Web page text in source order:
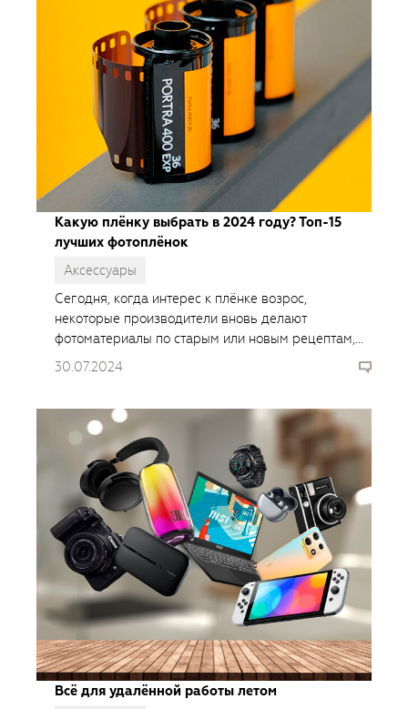
Какую плёнку выбрать в 2024 году? Топ-15
лучших фотоплёнок
Аксессуары
Сегодня, когда интерес к плёнке возрос,
некоторые производители вновь делают
фотоматериалы по старым или новым рецептам,
появились новые сорта плёнки для творческой
30.07.2024
Всё для удалённой работы летом